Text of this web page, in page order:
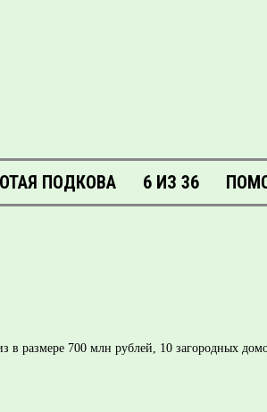
ПОДКОВА 6 ИЗ 36
размере 700 млн рублей, 10 загородных